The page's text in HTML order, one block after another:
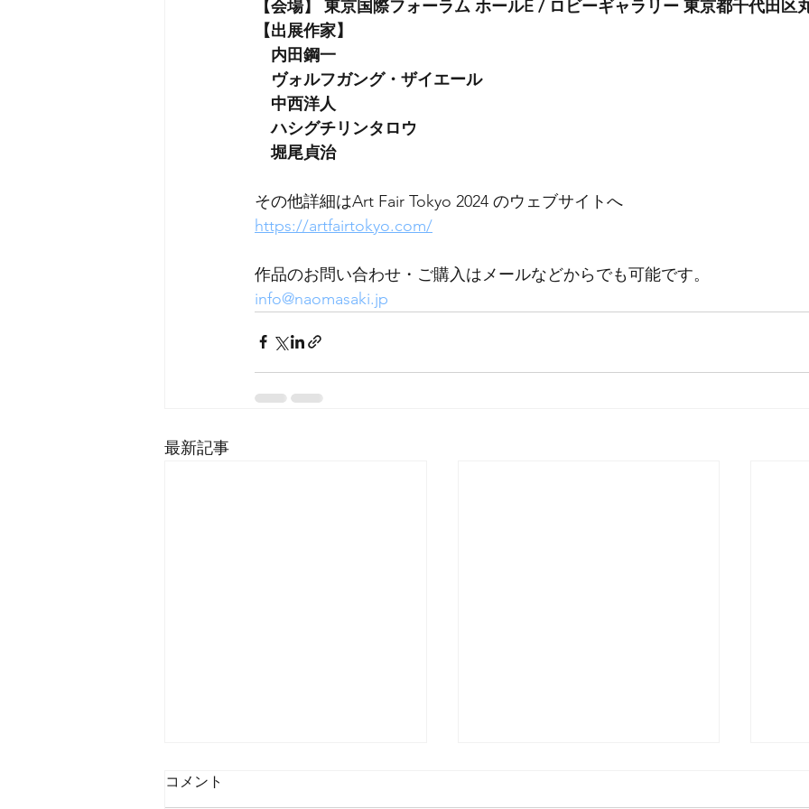
【会場】 東京国際フォーラム ホールE / ロビーギャラリー 東京都千代田区
【出展作家】
内田鋼一
ヴォルフガング・ザイエール
中西洋人
ハシグチリンタロウ
堀尾貞治
その他詳細はArt Fair Tokyo 2024 のウェブサイトへ
https://artfairtokyo.com/
作品のお問い合わせ・ご購入はメールなどからでも可能です。
info@naomasaki.jp
最新記事
コメント